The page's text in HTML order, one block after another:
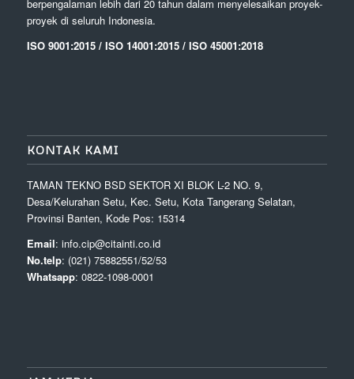
berpengalaman lebih dari 20 tahun dalam menyelesaikan proyek-
proyek di seluruh Indonesia.
ISO 9001:2015 / ISO 14001:2015 / ISO 45001:2018
KONTAK KAMI
TAMAN TEKNO BSD SEKTOR XI BLOK L-2 NO. 9,
Desa/Kelurahan Setu, Kec. Setu, Kota Tangerang Selatan,
Provinsi Banten, Kode Pos: 15314
Email: info.cip@citainti.co.id
No.telp: (021) 75882551/52/53
Whatsapp: 0822-1098-0001